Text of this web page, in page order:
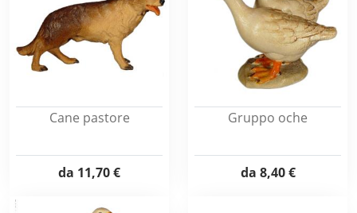
Cane pastore
da 11,70 €
Gruppo oche
da 8,40 €